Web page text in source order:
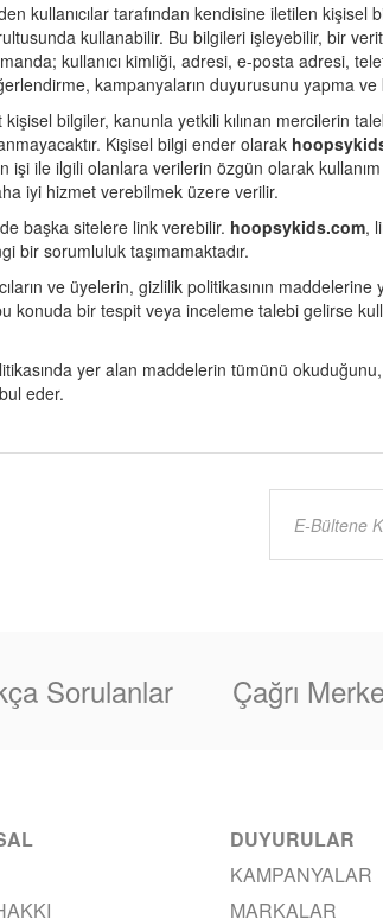
kullanıcılar tarafından kendisine iletilen kişisel
kullanabilir. Bu bilgileri işleyebilir, bir
kullanıcı kimliği, adresi, e-posta adresi,
kampanyaların duyurusunu yapma
kişisel bilgiler, kanunla yetkili kılınan mercilerin
Kişisel bilgi ender olarak
işi ile ilgili olanlara verilerin özgün olarak kullanım
iyi hizmet verebilmek üzere verilir.
başka sitelere link verebilir. hoopsykids.com,
bir sorumluluk taşımamaktadır.
ve üyelerin, gizlilik politikasının
konuda bir tespit veya inceleme talebi gelirse
yer alan maddelerin tümünü okuduğunu,
eder.
Sorulanlar Çağrı
DUYURULAR
KAMPANYALAR
MARKALAR